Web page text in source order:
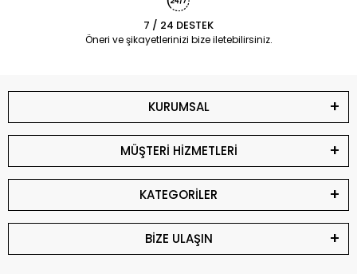
7 / 24 DESTEK
Öneri ve şikayetlerinizi bize iletebilirsiniz.
KURUMSAL
MÜŞTERİ HİZMETLERİ
KATEGORİLER
BİZE ULAŞIN